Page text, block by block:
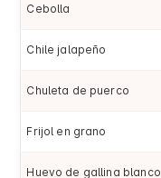
Cebolla
Chile jalapeño
Chuleta de puerco
Frijol en grano
Huevo de gallina blanco